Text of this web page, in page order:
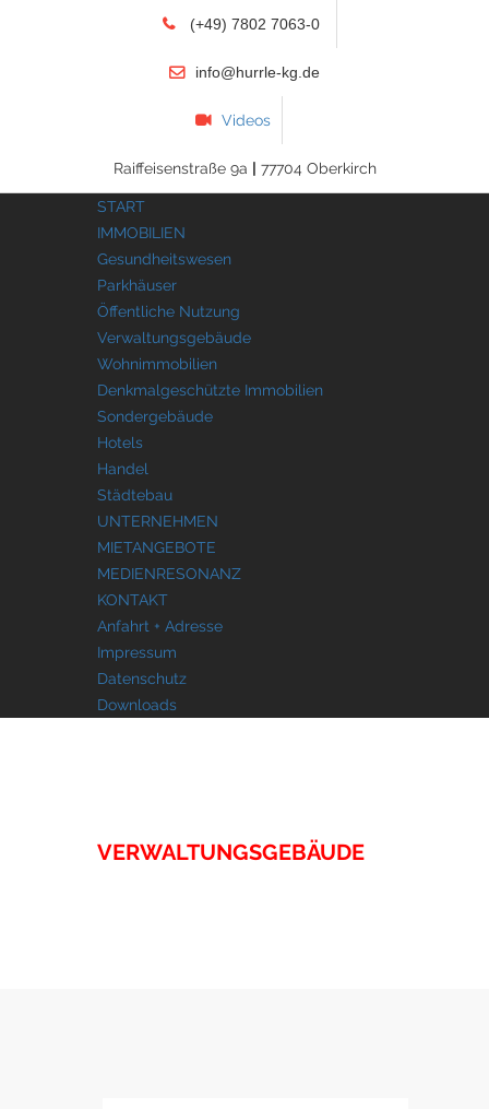
(+49) 7802 7063-0
info@hurrle-kg.de
Videos
Raiffeisenstraße 9a | 77704 Oberkirch
START
IMMOBILIEN
Gesundheitswesen
Parkhäuser
Öffentliche Nutzung
Verwaltungsgebäude
Wohnimmobilien
Denkmalgeschützte Immobilien
Sondergebäude
Hotels
Handel
Städtebau
UNTERNEHMEN
MIETANGEBOTE
MEDIENRESONANZ
KONTAKT
Anfahrt + Adresse
Impressum
Datenschutz
Downloads
VERWALTUNGSGEBÄUDE